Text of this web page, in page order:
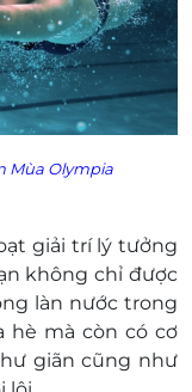
Mùa Olympia
giải trí lý tưởng
không chỉ được
làn nước trong
hè mà còn có cơ
giãn cũng như